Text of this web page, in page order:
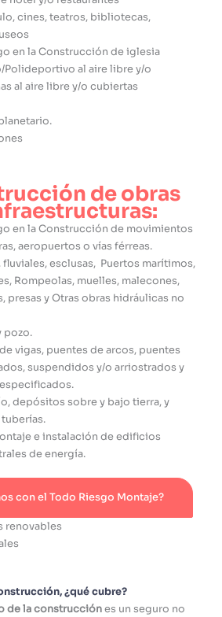
cines, teatros, bibliotecas,
en la Construcción de iglesia
al aire libre y/o
al aire libre y/o cubiertas
de obras
en la Construcción de movimientos
aeropuertos o vías férreas.
esclusas, Puertos marítimos,
Rompeolas, muelles, malecones,
presas y Otras obras hidráulicas no
pozo.
vigas, puentes de arcos, puentes
suspendidos y/o arriostrados y
depósitos sobre y bajo tierra, y
e instalación de edificios
de energía.
con el Todo Riesgo Montaje?
renovables
¿qué cubre?
de la construcciónes un seguro no